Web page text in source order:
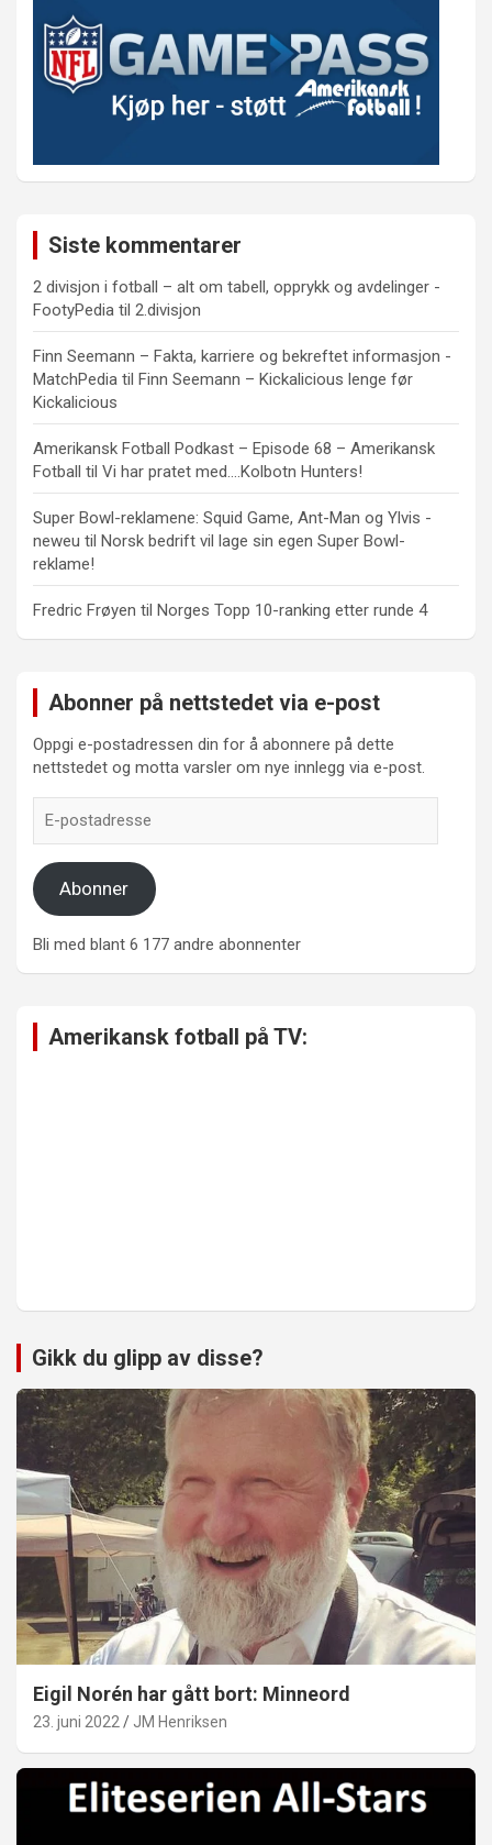
Siste kommentarer
2 divisjon i fotball – alt om tabell, opprykk og avdelinger -
FootyPedia til 2.divisjon
Finn Seemann – Fakta, karriere og bekreftet informasjon -
MatchPedia til Finn Seemann – Kickalicious lenge før
Kickalicious
Amerikansk Fotball Podkast – Episode 68 – Amerikansk
Fotball til Vi har pratet med….Kolbotn Hunters!
Super Bowl-reklamene: Squid Game, Ant-Man og Ylvis -
neweu til Norsk bedrift vil lage sin egen Super Bowl-
reklame!
Fredric Frøyen til Norges Topp 10-ranking etter runde 4
Abonner på nettstedet via e-post
Oppgi e-postadressen din for å abonnere på dette
nettstedet og motta varsler om nye innlegg via e-post.
postadresse
Abonner
Bli med blant 6 177 andre abonnenter
Amerikansk fotball på TV:
Gikk du glipp av disse?
Eigil Norén har gått bort: Minneord
23. juni 2022 JM Henriksen